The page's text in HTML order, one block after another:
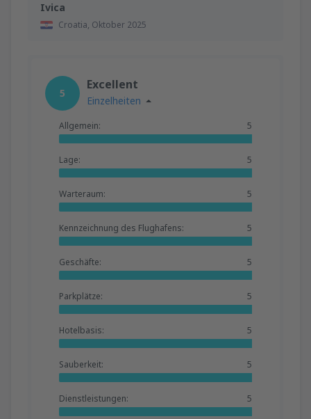
Ivica
Croatia, Oktober 2025
5
Excellent
Einzelheiten
Allgemein: 5
Lage: 5
Warteraum: 5
Kennzeichnung des Flughafens: 5
Geschäfte: 5
Parkplätze: 5
Hotelbasis: 5
Sauberkeit: 5
Dienstleistungen: 5